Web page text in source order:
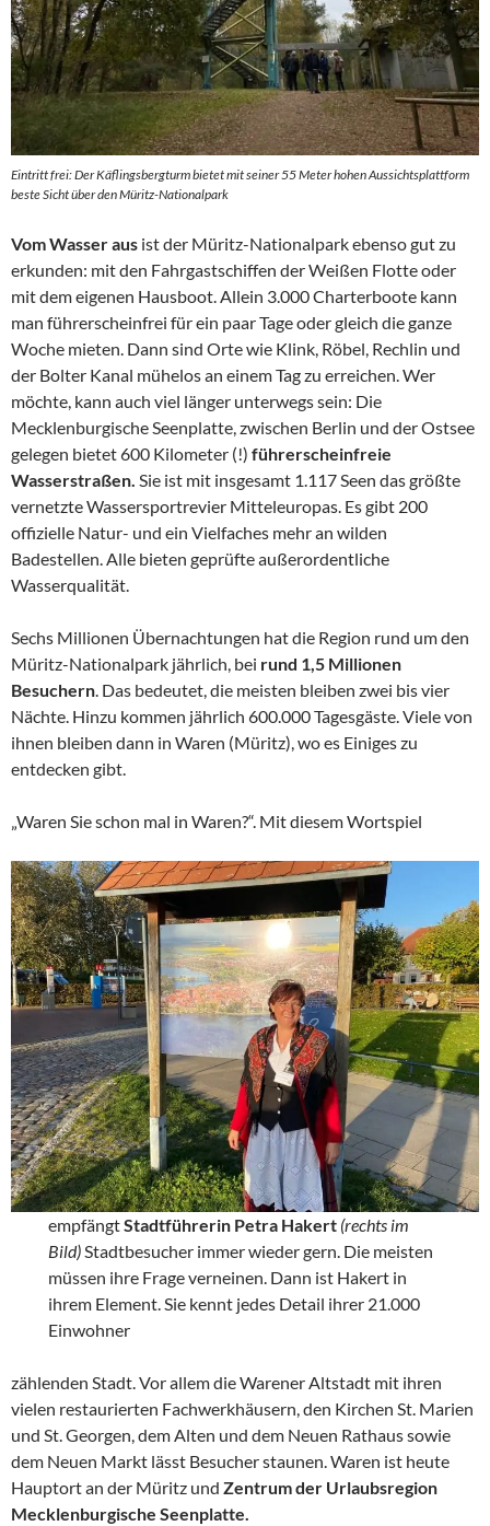
Eintritt frei: Der Käflingsbergturm bietet mit seiner 55 Meter hohen Aussichtsplattform
beste Sicht über den Müritz-Nationalpark
Vom Wasser aus ist der Müritz-Nationalpark ebenso gut zu
erkunden: mit den Fahrgastschiffen der Weißen Flotte oder
mit dem eigenen Hausboot. Allein 3.000 Charterboote kann
man führerscheinfrei für ein paar Tage oder gleich die ganze
Woche mieten. Dann sind Orte wie Klink, Röbel, Rechlin und
der Bolter Kanal mühelos an einem Tag zu erreichen. Wer
möchte, kann auch viel länger unterwegs sein: Die
Mecklenburgische Seenplatte, zwischen Berlin und der Ostsee
gelegen bietet 600 Kilometer (!) führerscheinfreie
Wasserstraßen. Sie ist mit insgesamt 1.117 Seen das größte
vernetzte Wassersportrevier Mitteleuropas. Es gibt 200
offizielle Natur- und ein Vielfaches mehr an wilden
Badestellen. Alle bieten geprüfte außerordentliche
Wasserqualität.
Sechs Millionen Übernachtungen hat die Region rund um den
Müritz-Nationalpark jährlich, bei rund 1,5 Millionen
Besuchern. Das bedeutet, die meisten bleiben zwei bis vier
Nächte. Hinzu kommen jährlich 600.000 Tagesgäste. Viele von
ihnen bleiben dann in Waren (Müritz), wo es Einiges zu
entdecken gibt.
„Waren Sie schon mal in Waren?“. Mit diesem Wortspiel
empfängtStadtführerin Petra Hakert (rechts im
Bild)Stadtbesucher immer wieder gern. Die meisten
müssen ihre Frage verneinen. Dann ist Hakert in
ihrem Element. Sie kennt jedes Detail ihrer 21.000
Einwohner
zählenden Stadt. Vor allem die Warener Altstadt mit ihren
vielen restaurierten Fachwerkhäusern, den Kirchen St. Marien
und St. Georgen, dem Alten und dem Neuen Rathaus sowie
dem Neuen Markt lässt Besucher staunen. Waren ist heute
Hauptort an der Müritz und Zentrum der Urlaubsregion
Mecklenburgische Seenplatte.